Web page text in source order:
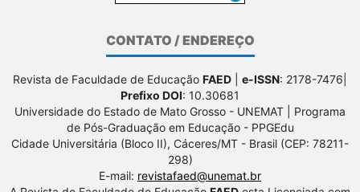
CONTATO / ENDEREÇO
Revista de Faculdade de Educação FAED e-ISSN: 2178-7476|
Prefixo DOI: 10.30681
Universidade do Estado de Mato Grosso - UNEMAT | Programa
de Pós-Graduação em Educação - PPGEdu
Cidade Universitária (Bloco II), Cáceres/MT - Brasil (CEP: 78211-
298)
E-mail: revistafaed@unemat.br